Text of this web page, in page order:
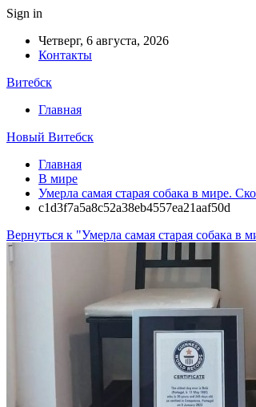
Sign in
Четверг, 6 августа, 2026
Контакты
Витебск
Главная
Новый Витебск
Главная
В мире
Умерла самая старая собака в мире.
c1d3f7a5a8c52a38eb4557ea21aaf50d
Вернуться к "Умерла самая старая собака в